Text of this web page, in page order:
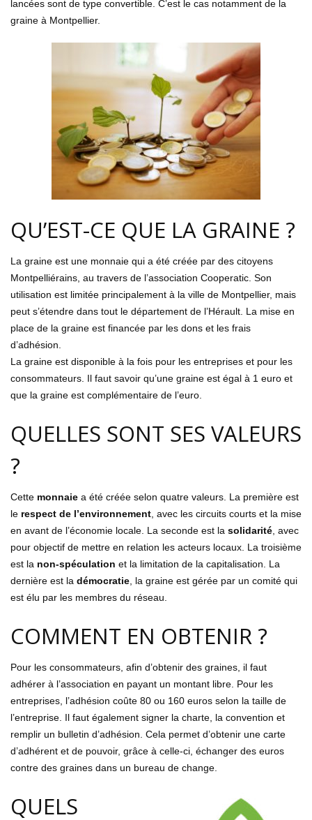
lancées sont de type convertible. C’est le cas notamment de la
graine à Montpellier.
QU’EST-CE QUE LA GRAINE ?
La graine est une monnaie qui a été créée par des citoyens
Montpelliérains, au travers de l’association Cooperatic. Son
utilisation est limitée principalement à la ville de Montpellier, mais
peut s’étendre dans tout le département de l’Hérault. La mise en
place de la graine est financée par les dons et les frais
d’adhésion.
La graine est disponible à la fois pour les entreprises et pour les
consommateurs. Il faut savoir qu’une graine est égal à 1 euro et
que la graine est complémentaire de l’euro.
QUELLES SONT SES VALEURS
?
Cette monnaie a été créée selon quatre valeurs. La première est
le respect de l’environnement, avec les circuits courts et la mise
en avant de l’économie locale. La seconde est la solidarité, avec
pour objectif de mettre en relation les acteurs locaux. La troisième
est la non-spéculation et la limitation de la capitalisation. La
dernière est la démocratie, la graine est gérée par un comité qui
est élu par les membres du réseau.
COMMENT EN OBTENIR ?
Pour les consommateurs, afin d’obtenir des graines, il faut
adhérer à l’association en payant un montant libre. Pour les
entreprises, l’adhésion coûte 80 ou 160 euros selon la taille de
l’entreprise. Il faut également signer la charte, la convention et
remplir un bulletin d’adhésion. Cela permet d’obtenir une carte
d’adhérent et de pouvoir, grâce à celle-ci, échanger des euros
contre des graines dans un bureau de change.
QUELS